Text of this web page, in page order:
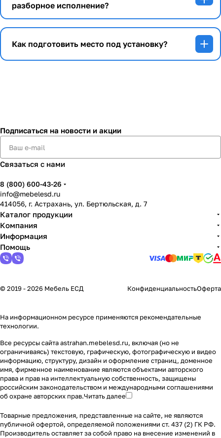
разборное исполнение?
Как подготовить место под установку?
Подписаться на новости и акции
Связаться с нами
8 (800) 600-43-26
info@mebelesd.ru
414056, г. Астрахань, ул. Бертюльская, д. 7
Каталог продукции
Компания
Информация
Помощь
© 2019 - 2026 Мебель ЕСД КонфиденциальностьОферта
На информационном ресурсе применяются рекомендательные
технологии.
Все ресурсы сайта astrahan.mebelesd.ru, включая (но не
ограничиваясь) текстовую, графическую, фотографическую и видео
информацию, структуру, дизайн и оформление страниц, доменное
имя, фирменное наименование являются объектами авторского
права и прав на интеллектуальную собственность, защищены
российским законодательством и международными соглашениями
об охране авторских прав.Читать далее
Товарные предложения, представленные на сайте, не являются
публичной офертой, определяемой положениями ст. 437 (2) ГК РФ.
Производитель оставляет за собой право на внесение изменений в